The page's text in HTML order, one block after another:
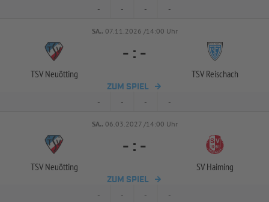
- - - -
SA.. 07.11.2026 /14:00 Uhr
TSV Neuötting
- : -
TSV Reischach
ZUM SPIEL
- - - -
SA.. 06.03.2027 /14:00 Uhr
TSV Neuötting
- : -
SV Haiming
ZUM SPIEL
- - - -